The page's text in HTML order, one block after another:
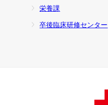
栄養課
卒後臨床研修センター